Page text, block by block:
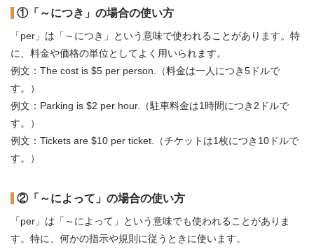
①「～につき」の場合の使い方
「per」は「～につき」という意味で使われることがあります。特
に、料金や価格の単位としてよく用いられます。
例文：The cost is $5 per person.（料金は一人につき5ドルで
す。）
例文：Parking is $2 per hour.（駐車料金は1時間につき2ドルで
す。）
例文：Tickets are $10 per ticket.（チケットは1枚につき10ドルで
す。）
②「～によって」の場合の使い方
「per」は「～によって」という意味でも使われることがありま
す。特に、何かの指示や規則に従うときに使います。